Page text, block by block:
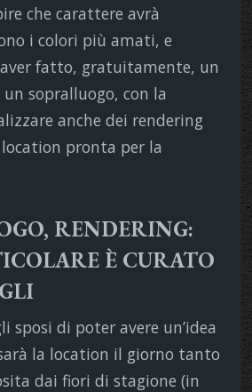
che carattere avrà
i colori più amati, e
fatto, gratuitamente, un
un sopralluogo, con la
anche dei rendering
pronta per la
RENDERING:
È CURATO
sposi di poter avere un’idea
la location il giorno tanto
dai fiori di stagione (in